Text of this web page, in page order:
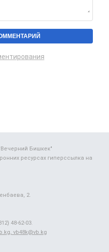
Бишкек"
ресурсах гиперссылка на
2.
48-62-03.
vb48k@vb.kg